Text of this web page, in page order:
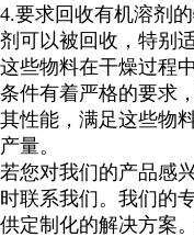
4.要求回收有机溶剂
剂可以被回收，特别
这些物料在干燥过程
条件有着严格的要求
其性能，满足这些物
产量。
若您对我们的产品感
时联系我们。我们的
供定制化的解决方案